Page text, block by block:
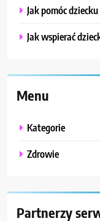
Jak pomóc
Jak wspierać
Menu
Kategorie
Zdrowie
Partnerzy